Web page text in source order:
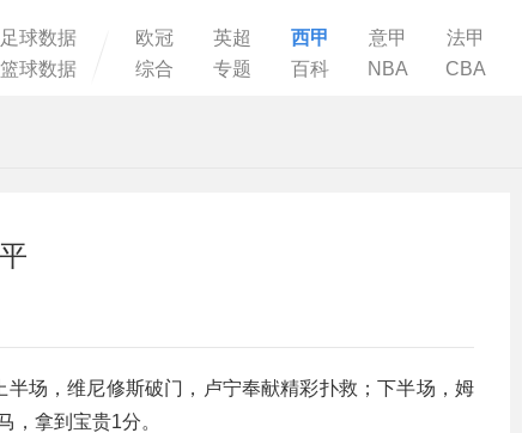
足球数据
篮球数据
欧冠 英超 西甲 意甲 法甲
综合
专题 百科 NBA CBA
场，维尼修斯破门，卢宁奉献精彩扑救；下半场，姆
，拿到宝贵1分。